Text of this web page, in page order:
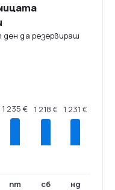
да резервираш
1 235 €
пт
1 218 €
сб
1 231 €
нд